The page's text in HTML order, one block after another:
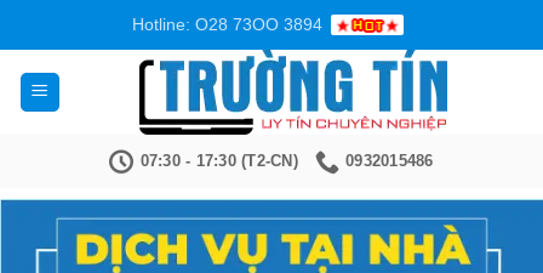
nội
dung
Hotline: O28 73OO 3894
07:30 - 17:30 (T2-CN) 0932015486